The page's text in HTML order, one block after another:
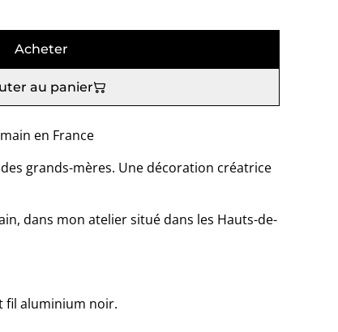
Acheter
au panier
en France
grands-mères. Une décoration créatrice
dans mon atelier situé dans les Hauts-de-
fil aluminium noir.